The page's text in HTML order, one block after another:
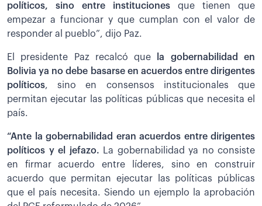
políticos, sino entre instituciones que tienen que
empezar a funcionar y que cumplan con el valor de
responder al pueblo”, dijo Paz.
El presidente Paz recalcó que la gobernabilidad en
Bolivia ya no debe basarse en acuerdos entre dirigentes
políticos, sino en consensos institucionales que
permitan ejecutar las políticas públicas que necesita el
país.
“Ante la gobernabilidad eran acuerdos entre dirigentes
políticos y el jefazo. La gobernabilidad ya no consiste
en firmar acuerdo entre líderes, sino en construir
acuerdo que permitan ejecutar las políticas públicas
que el país necesita. Siendo un ejemplo la aprobación